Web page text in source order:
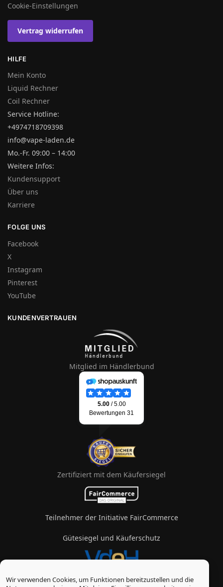
Wir verwenden Cookies, um Funktionen bereitzustellen und die
Cookie-Einstellungen
Vertrag widerrufen
HILFE
Mein Konto
Liquid Rechner
Coil Rechner
Service Hotline:
+4974718709398
info@vape-laden.de
Mo.-Fr. 09:00 – 14:00
Weitere Infos:
Kundensupport
Über uns
Karriere
FOLGE UNS
Facebook
X
Instagram
Pinterest
YouTube
KUNDENVERTRAUEN
Mitglied im Händlerbund
Zertifiziert mit dem Käufersiegel
Teilnehmer der Initiative FairCommerce
Gütesiegel und Käuferschutz
Mitglied im Verband des eZigarettenhandels